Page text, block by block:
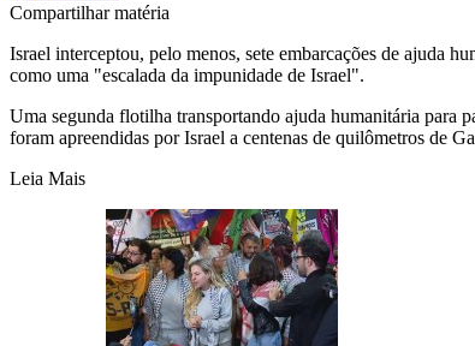
Compartilhar matéria
Israel interceptou, pelo menos, sete embarcações de ajuda
como uma "escalada da impunidade de Israel".
Uma segunda flotilha transportando ajuda humanitária para
foram apreendidas por Israel a centenas de quilômetros de
Leia Mais